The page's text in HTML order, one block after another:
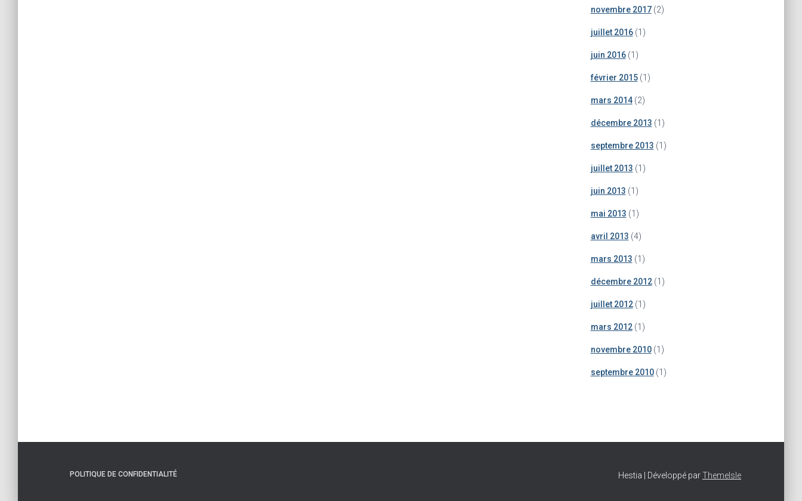
novembre 2017(2)
juillet 2016(1)
juin 2016(1)
février 2015(1)
mars 2014(2)
décembre 2013 (1)
septembre 2013 (1)
juillet 2013 (1)
juin 2013 (1)
mai 2013 (1)
avril 2013 (4)
mars 2013 (1)
décembre 2012(1)
juillet 2012(1)
mars 2012(1)
novembre 2010(1)
septembre 2010(1)
POLITIQUE DE CONFIDENTIALITÉ Hestia | Développé parThemeIsle